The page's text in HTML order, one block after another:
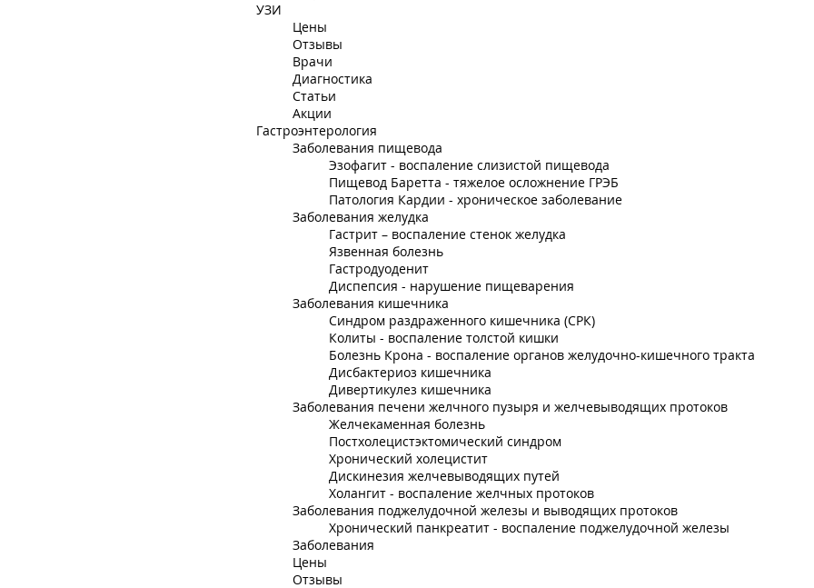
УЗИ
Цены
Отзывы
Врачи
Диагностика
Статьи
Акции
Гастроэнтерология
Заболевания пищевода
Эзофагит - воспаление слизистой пищевода
Пищевод Баретта - тяжелое осложнение ГРЭБ
Патология Кардии - хроническое заболевание
Заболевания желудка
Гастрит – воспаление стенок желудка
Язвенная болезнь
Гастродуоденит
Диспепсия - нарушение пищеварения
Заболевания кишечника
Синдром раздраженного кишечника (СРК)
Колиты - воспаление толстой кишки
Болезнь Крона - воспаление органов желудочно-кишечного тракта
Дисбактериоз кишечника
Дивертикулез кишечника
Заболевания печени желчного пузыря и желчевыводящих протоков
Желчекаменная болезнь
Постхолецистэктомический синдром
Хронический холецистит
Дискинезия желчевыводящих путей
Холангит - воспаление желчных протоков
Заболевания поджелудочной железы и выводящих протоков
Хронический панкреатит - воспаление поджелудочной железы
Заболевания
Цены
Отзывы